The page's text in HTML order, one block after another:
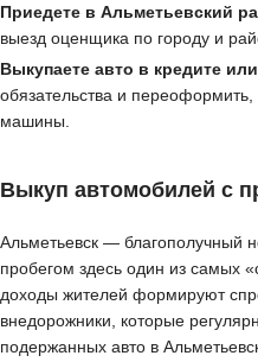
Приедете в Альметьевский
выезд оценщика по городу и
Выкупаете авто в кредите
обязательства и
машины.
Выкуп автомобилей с
Альметьевск — благополучный
пробегом здесь один из самых
доходы жителей формируют
внедорожники, которые
подержанных авто в